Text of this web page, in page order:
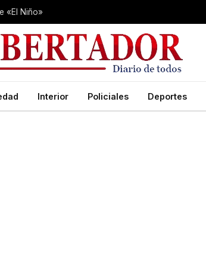
«El Niño»
Interior Policiales Deportes